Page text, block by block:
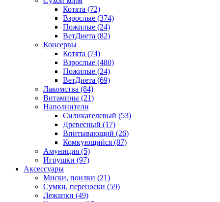
Котята (72)
Взрослые (374)
Пожилые (24)
ВетДиета (82)
Консервы
Котята (74)
Взрослые (480)
Пожилые (24)
ВетДиета (69)
Лакомства (84)
Витамины (21)
Наполнители
Силикагелевый (53)
Древесный (17)
Впитывающий (26)
Комкующийся (87)
Амуниция (5)
Игрушки (97)
Аксессуары
Миски, поилки (21)
Сумки, переноски (59)
Лежанки (49)